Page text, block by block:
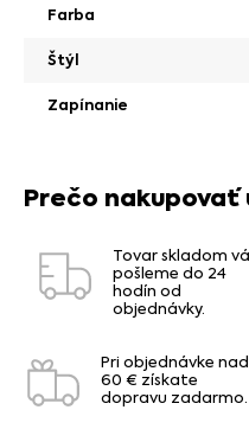
Farba
Štýl
Zapínanie
Prečo nakupovať
Tovar skladom
pošleme do 24
hodín od
objednávky.
Pri objednávke nad
60 € získate
dopravu zadarmo.